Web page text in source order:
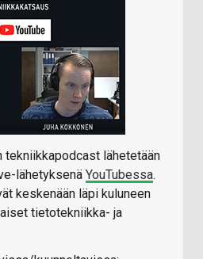
tekniikkapodcast lähetetään
lähetyksenä YouTubessa.
keskenään läpi kuluneen
tietotekniikka- ja